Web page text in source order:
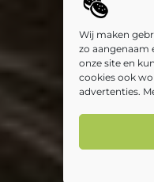
Wij maken
zo aangenaam
onze site en
cookies ook
advertenties.